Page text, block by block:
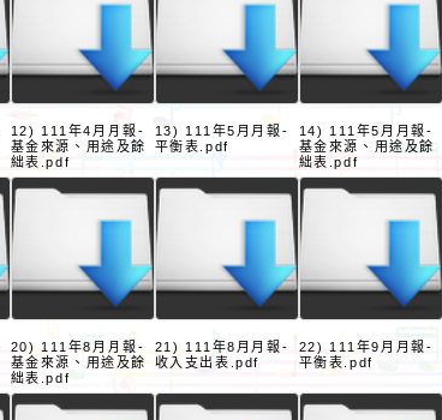
12) 111年4月月報-
基金來源、用途及餘
絀表.pdf
13) 111年5月月報-
平衡表.pdf
14) 111年5月月報-
基金來源、用途及餘
絀表.pdf
20) 111年8月月報-
基金來源、用途及餘
絀表.pdf
21) 111年8月月報-
收入支出表.pdf
22) 111年9月月報-
平衡表.pdf